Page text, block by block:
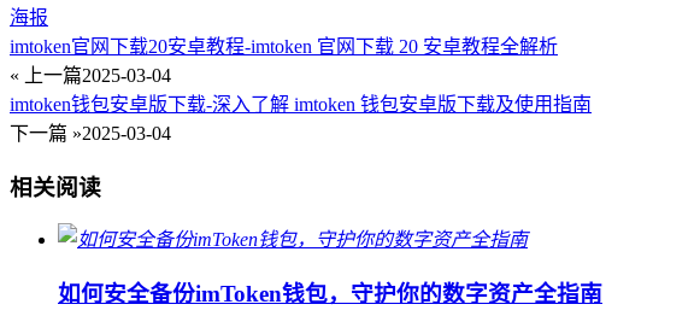
海报
imtoken官网下载20安卓教程-imtoken 官网下载 20 安卓教程全解析
« 上一篇2025-03-04
imtoken钱包安卓版下载-深入了解 imtoken 钱包安卓版下载及使用指南
下一篇 »2025-03-04
相关阅读
如何安全备份imToken钱包，守护你的数字资产全指南